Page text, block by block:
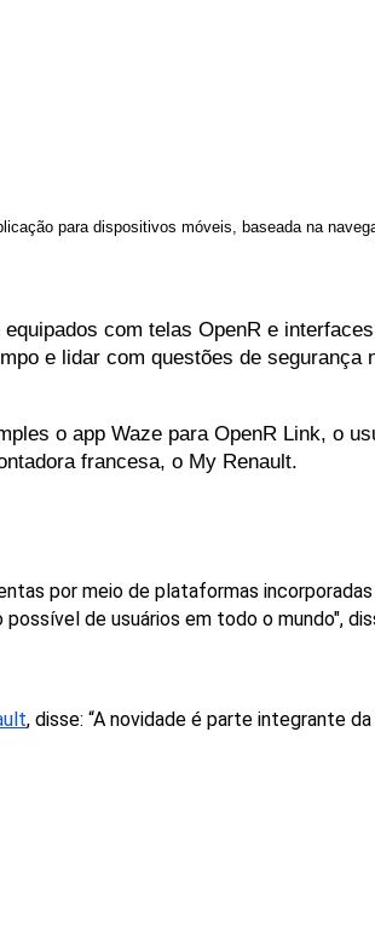
para dispositivos móveis, baseada na
com telas OpenR e
e lidar com questões de segurança
o app Waze para OpenR Link, o
francesa, o My Renault.
por meio de plataformas incorporadas
possível de usuários em todo o mundo",
, disse: “A novidade é parte integrante